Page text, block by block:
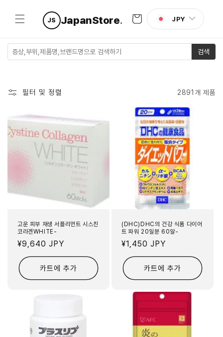
건너뛰기
JS JapanStore.
트
JPY
검색
필터 및 정렬 2891개 제품
고운 피부 재생 서플리먼트 시스친
코라겐WHITE-
정
가
¥9,640 JPY
카트에 추가
(DHC)DHC의 건강 식품 다이어
트 파워 20일분 60알-
정
가
¥1,450 JPY
카트에 추가